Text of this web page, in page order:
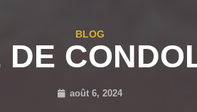
BLOG
DE
août 6, 2024